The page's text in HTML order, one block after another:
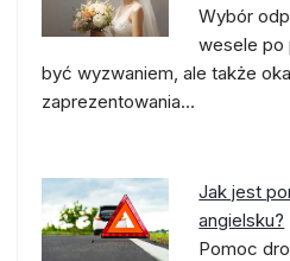
Wybór
wesele po
być wyzwaniem, ale także
zaprezentowania…
Jak jest
angielsku?
Pomoc